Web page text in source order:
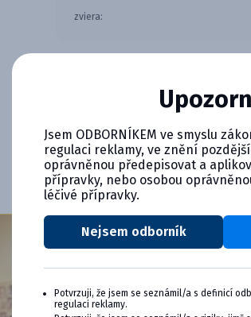
zviera:
Riediaci roztok pre analyzátor
CYMEDICA
Zapojte sa do
svoju
Jsem ODBORNÍKEM ve smyslu
regulaci reklamy, ve znění
oprávněnou předepisovat a
přípravky, nebo osobou
léčivé přípravky.
Nejsem odborník
Potvrzuji, že jsem se seznámil/a s definicí
regulaci reklamy.